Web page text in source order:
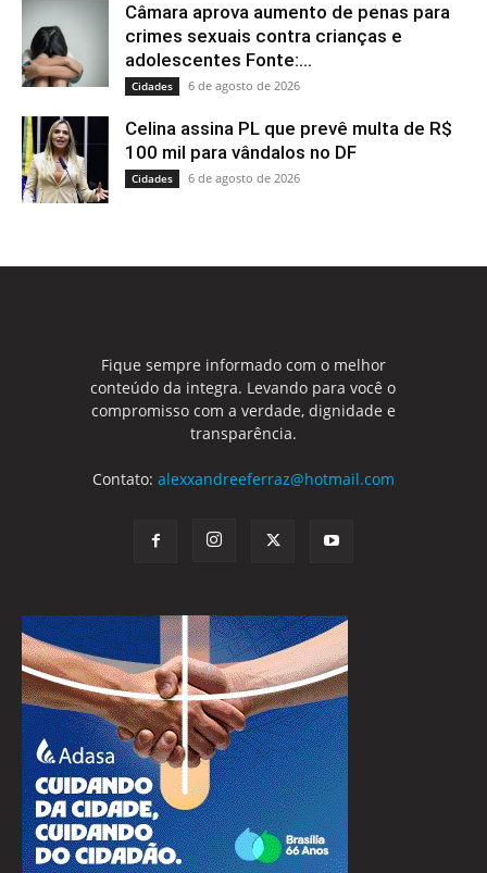
Câmara aprova aumento de penas para
crimes sexuais contra crianças e
adolescentes Fonte:...
Cidades 6 de agosto de 2026
Celina assina PL que prevê multa de R$
100 mil para vândalos no DF
Cidades 6 de agosto de 2026
Fique sempre informado com o melhor
conteúdo da integra. Levando para você o
compromisso com a verdade, dignidade e
transparência.
Contato: alexxandreeferraz@hotmail.com